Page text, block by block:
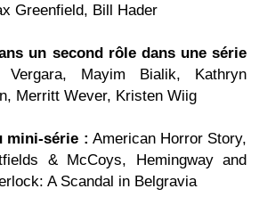
Greenfield, Bill Hader
un second rôle dans une série
Mayim Bialik, Kathryn
Merritt Wever, Kristen Wiig
mini-série : American Horror Story,
& McCoys, Hemingway and
A Scandal in Belgravia